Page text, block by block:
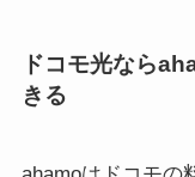
ドコモ光なら
きる